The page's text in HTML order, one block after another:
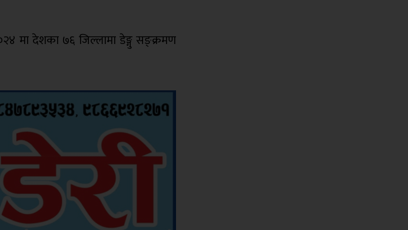
मा देशका ७६ जिल्लामा डेङ्गु सङ्क्रमण